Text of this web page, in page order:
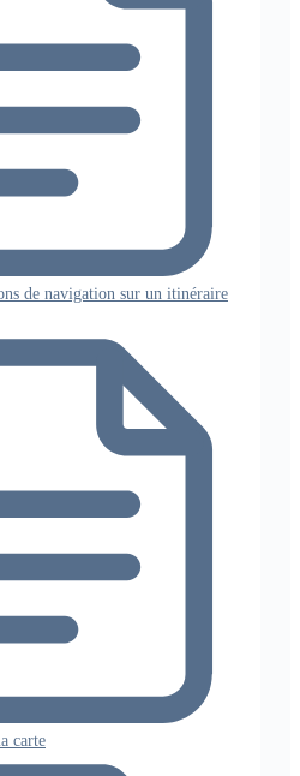
de navigation sur un itinéraire
carte